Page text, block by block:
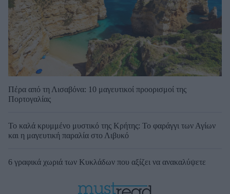
Πέρα από τη Λισαβόνα: 10 μαγευτικοί προορισμοί της
Πορτογαλίας
Το καλά κρυμμένο μυστικό της Κρήτης: Το φαράγγι των Αγίων
και η μαγευτική παραλία στο Λιβυκό
6 γραφικά χωριά των Κυκλάδων που αξίζει να ανακαλύψετε